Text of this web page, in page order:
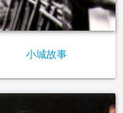
小城故事